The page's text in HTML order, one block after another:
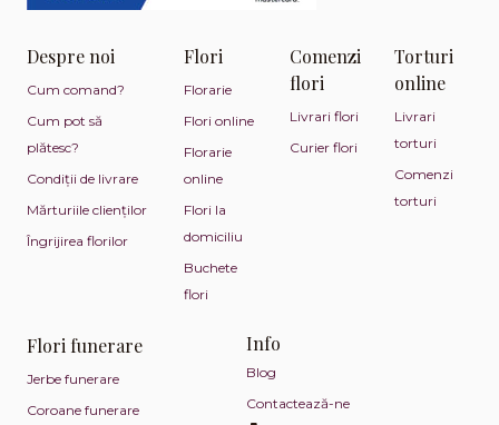
Despre noi
Cum comand?
Cum pot să
plătesc?
Condiții de livrare
Mărturiile clienților
Îngrijirea florilor
Flori
Florarie
Flori online
Florarie
online
Flori la
domiciliu
Buchete
flori
Comenzi
flori
Livrari flori
Curier flori
Torturi
online
Livrari
torturi
Comenzi
torturi
Flori funerare
Jerbe funerare
Coroane funerare
Info
Blog
Contactează-ne